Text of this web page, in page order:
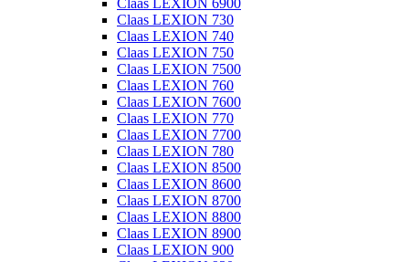
Claas LEXION 6900
Claas LEXION 730
Claas LEXION 740
Claas LEXION 750
Claas LEXION 7500
Claas LEXION 760
Claas LEXION 7600
Claas LEXION 770
Claas LEXION 7700
Claas LEXION 780
Claas LEXION 8500
Claas LEXION 8600
Claas LEXION 8700
Claas LEXION 8800
Claas LEXION 8900
Claas LEXION 900